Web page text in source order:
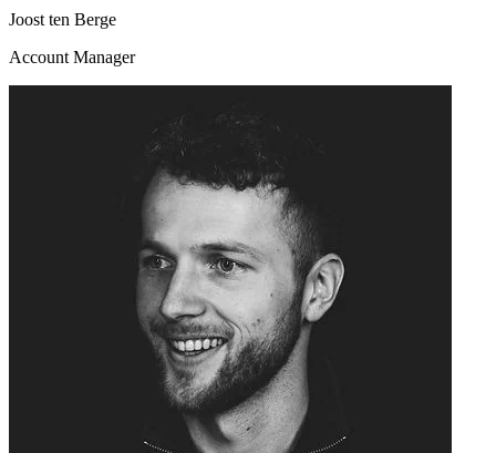
Joost ten Berge
Account Manager